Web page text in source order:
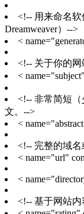
<!-- 用来命名软
Dreamweaver）-->
<
<!-- 关于你的
<
<!-- 非常简短
文。-->
<
<!-- 完整的域名
< name="url"
<
<!-- 基于网站